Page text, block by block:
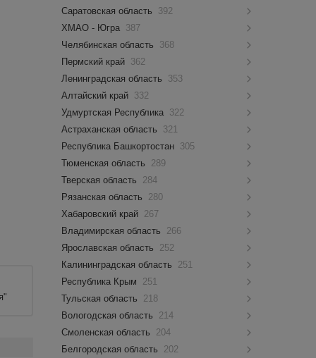
Саратовская область
392
ХМАО - Югра 387
Челябинская область
368
Пермский край 362
Ленинградская область
353
Алтайский край 332
Удмуртская Республика 322
Астраханская область
321
Республика Башкортостан 305
Тюменская область
289
Тверская область
284
Рязанская область
280
Хабаровский край 267
Владимирская область
266
Ярославская область
252
Калининградская область
251
Республика Крым
251
Тульская область
218
Вологодская область
214
Смоленская область
204
Белгородская область
202